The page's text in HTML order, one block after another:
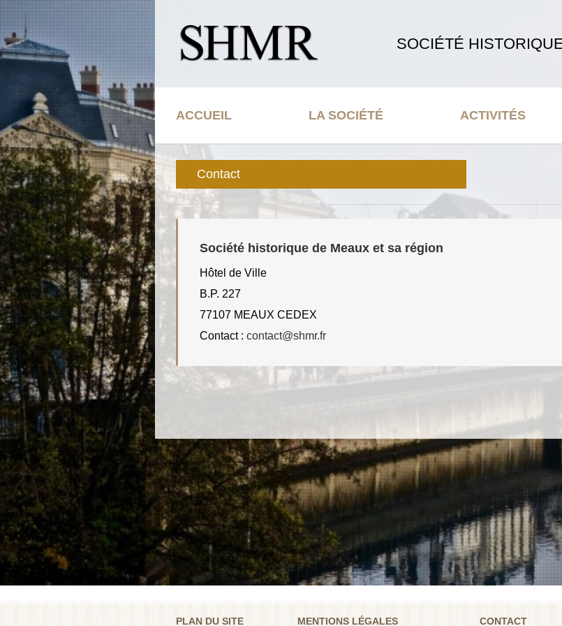
Passer
au
contenu
SOCIÉTÉ
ACCUEIL LA SOCIÉTÉ ACTIVITÉS
Contact
Société historique de Meaux et sa région
Hôtel de Ville
B.P. 227
77107 MEAUX CEDEX
Contact : contact@shmr.fr
PLAN DU SITE MENTIONS LÉGALES CONTACT